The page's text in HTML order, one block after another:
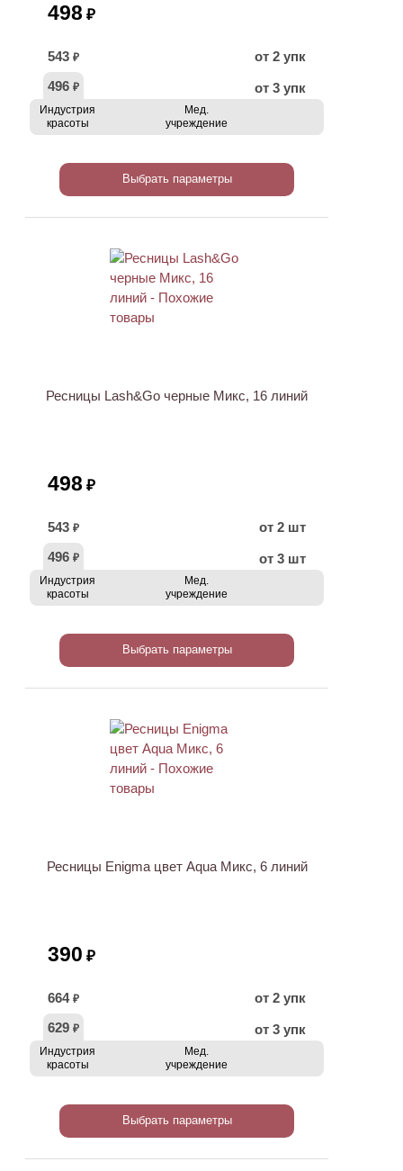
498 ₽
543 ₽
от 2 упк
496 ₽ от 3 упк
Индустрия
красоты
Мед.
учреждение
Выбрать параметры
Ресницы Lash&Go черные Микс, 16 линий
498 ₽
543 ₽
от 2 шт
496 ₽ от 3 шт
Индустрия
красоты
Мед.
учреждение
Выбрать параметры
Ресницы Enigma цвет Aqua Микс, 6 линий
390 ₽
664 ₽
от 2 упк
629 ₽ от 3 упк
Индустрия
красоты
Мед.
учреждение
Выбрать параметры